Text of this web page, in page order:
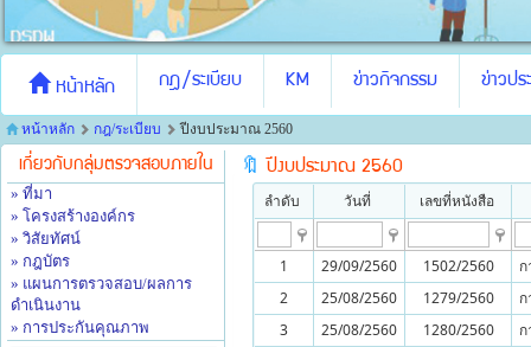
หน้าหลัก กฎ/ระเบียบ KM ข่าวกิจกรรม ข่าวป
หน้าหลัก กฎ/ระเบียบ ปีงบประมาณ 2560
เกี่ยวกับกลุ่มตรวจสอบภายใน
» ที่มา
» โครงสร้างองค์กร
» วิสัยทัศน์
» กฎบัตร
» แผนการตรวจสอบ/ผลการ
ดำเนินงาน
» การประกันคุณภาพ
ปีงบประมาณ 2560
ลำดับ วันที่ เลขที่หนังสือ
1 29/09/2560 1502/2560
2
25/08/2560 1279/2560
3
25/08/2560 1280/2560